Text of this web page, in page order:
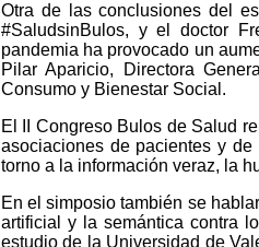
Otra de las conclusiones del
#SaludsinBulos, y el doctor
pandemia ha provocado un
Pilar Aparicio, Directora
Consumo y Bienestar Social.
El II Congreso Bulos de Salud
asociaciones de pacientes y
torno a la información veraz, la
En el simposio también se
artificial y la semántica contra
estudio de la Universidad de